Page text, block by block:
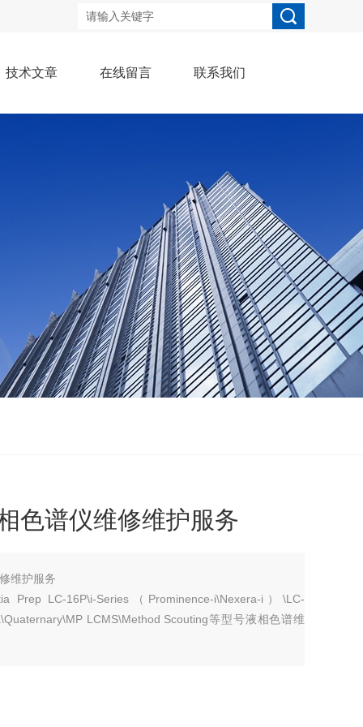
技术文章 在线留言 联系我们
色谱仪维修维护服务
维护服务
Prep LC-16P\i-Series（Prominence-i\Nexera-i）\LC-
LCMS\Method Scouting等型号液相色谱维